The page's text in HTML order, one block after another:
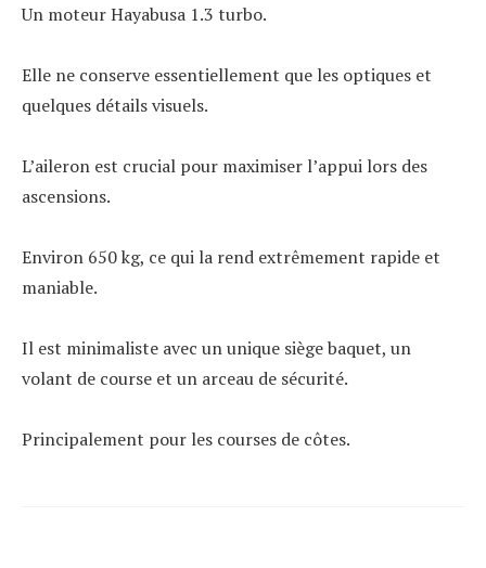
Un moteur Hayabusa 1.3 turbo.
Elle ne conserve essentiellement que les optiques et
quelques détails visuels.
L’aileron est crucial pour maximiser l’appui lors des
ascensions.
Environ 650 kg, ce qui la rend extrêmement rapide et
maniable.
Il est minimaliste avec un unique siège baquet, un
volant de course et un arceau de sécurité.
Principalement pour les courses de côtes.